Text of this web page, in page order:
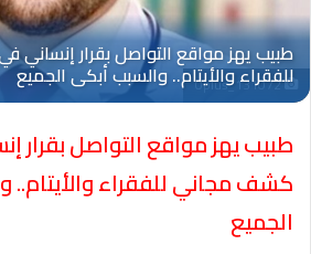
Oplus_131072
طبيب يهز مواقع التواصل
كشف مجاني للفقراء والأيتام..
الجميع